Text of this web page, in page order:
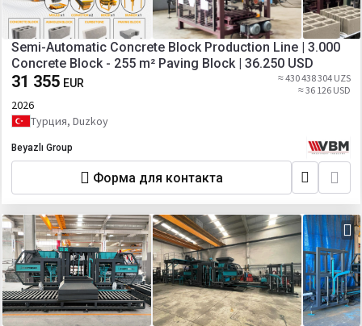
Semi-Automatic Concrete Block Production Line | 3.000
Concrete Block - 255 m² Paving Block | 36.250 USD
31 355 EUR
≈ 430 438 304 UZS
≈ 36 126 USD
2026
Турция, Duzkoy
Beyazlı Group
Форма для контакта